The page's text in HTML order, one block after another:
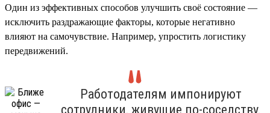
Один из эффективных способов улучшить своё состояние —
исключить раздражающие факторы, которые негативно
влияют на самочувствие. Например, упростить логистику
передвижений.
Работодателям импонируют
сотрудники, живущие по-соседству,